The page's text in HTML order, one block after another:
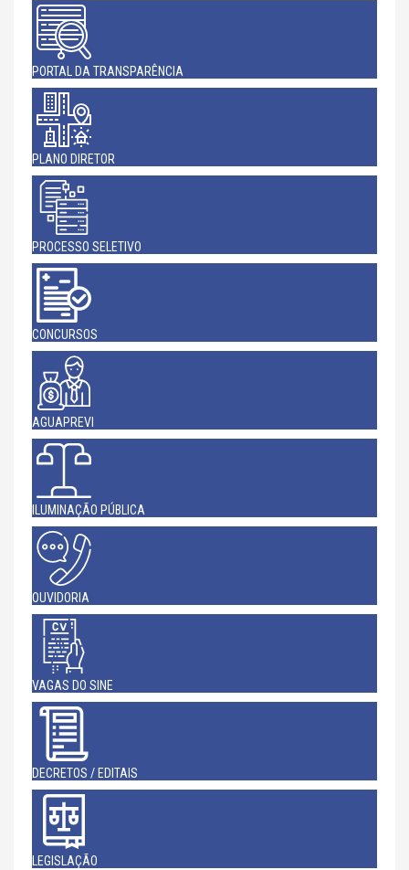
PORTAL DA TRANSPARÊNCIA
PLANO DIRETOR
PROCESSO SELETIVO
CONCURSOS
AGUAPREVI
ILUMINAÇÃO PÚBLICA
OUVIDORIA
VAGAS DO SINE
DECRETOS / EDITAIS
LEGISLAÇÃO